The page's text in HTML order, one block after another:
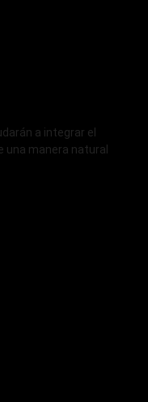
a integrar el
una manera natural